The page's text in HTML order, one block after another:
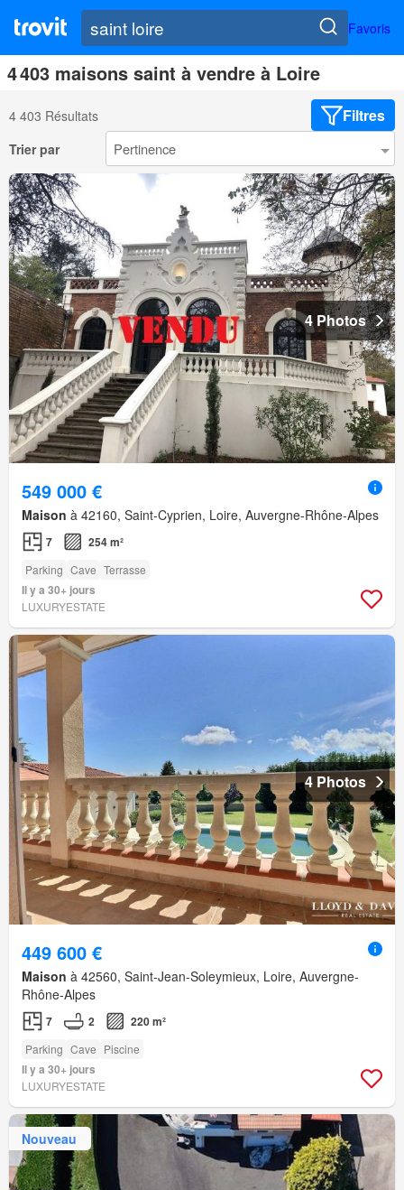
Favoris
4 403 maisons saint à vendre à Loire
4 403 Résultats Filtres
Trier par
4 Photos
549 000 €
Maison à 42160, Saint-Cyprien, Loire, Auvergne-Rhône-Alpes
7 254 m²
Parking Cave Terrasse
Il y a 30+ jours
LUXURYESTATE
4 Photos
449 600 €
Maison à 42560, Saint-Jean-Soleymieux, Loire, Auvergne-
Rhône-Alpes
7 2 220 m²
Parking Cave Piscine
Il y a 30+ jours
LUXURYESTATE
Nouveau